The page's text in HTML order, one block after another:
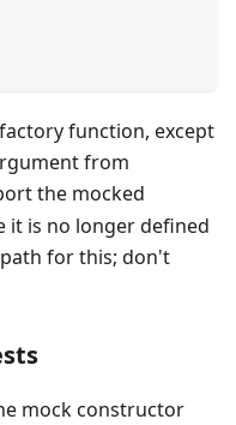
function, except
from
the mocked
it is no longer defined
for this; don't
mock constructor